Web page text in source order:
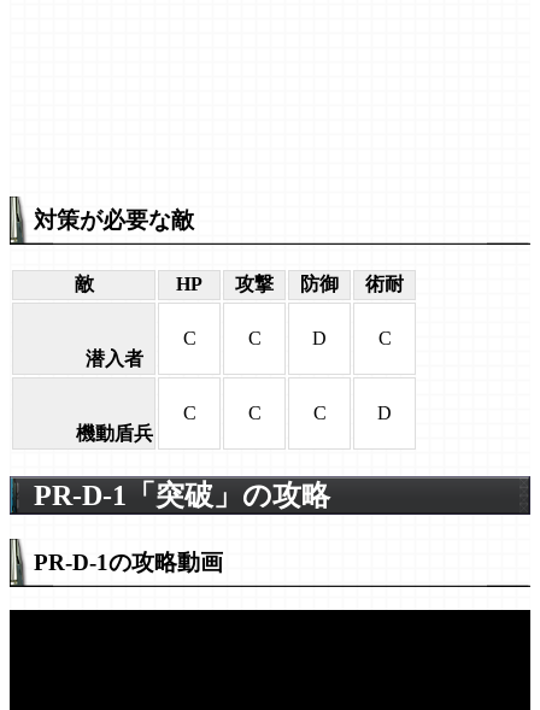
対策が必要な敵
敵 HP 攻撃 防御 術耐
潜入者
C C D C
機動盾兵
C C C D
PR-D-1「突破」の攻略
PR-D-1の攻略動画